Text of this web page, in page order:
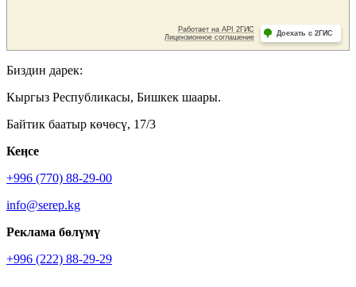
Биздин дарек:
Кыргыз Республикасы, Бишкек шаары.
Байтик баатыр көчөсү, 17/3
Кеӊсе
+996 (770) 88-29-00
info@serep.kg
Реклама бөлүмү
+996 (222) 88-29-29